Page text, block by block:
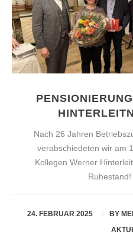
Nach 26 Jahren
verabschiedeten wir am
Kollegen Werner
Ruhestand!
24. FEBRUAR 2025 BY